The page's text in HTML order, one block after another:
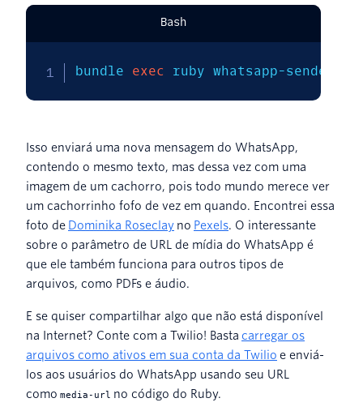
Bash
bundle exec ruby whatsapp-sender.rb
Isso enviará uma nova mensagem do WhatsApp,
contendo o mesmo texto, mas dessa vez com uma
imagem de um cachorro, pois todo mundo merece ver
um cachorrinho fofo de vez em quando. Encontrei essa
foto de Dominika Roseclay no Pexels. O interessante
sobre o parâmetro de URL de mídia do WhatsApp é
que ele também funciona para outros tipos de
arquivos, como PDFs e áudio.
E se quiser compartilhar algo que não está disponível
na Internet? Conte com a Twilio! Basta carregar os
arquivos como ativos em sua conta da Twilio e enviá-
los aos usuários do WhatsApp usando seu URL
como media-url no código do Ruby.